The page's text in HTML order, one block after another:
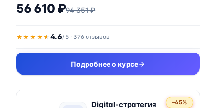
56 610 ₽94 351 ₽
★★★★★
★★★★★ 4.6/ 5 · 376 отзывов
Подробнее о курсе
−45%
Digital-стратегия